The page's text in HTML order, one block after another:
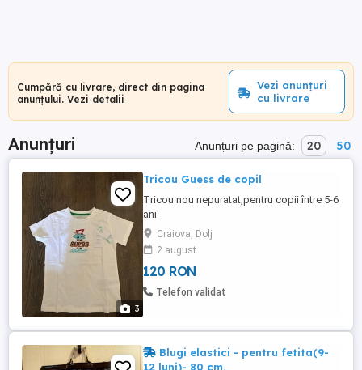
Cumpără cu livrare, direct din pagina
anunțului. Vezi detalii
Vezi anunțuri
cu livrare
Anunțuri Anunțuri pe pagină: 20 50
3
Tricou Guess de copil
Tricou nou nepuratat,pentru copii între 5-6
ani
Craiova, Dolj
2 august
120 RON
Telefon validat
Blugi elastici - pentru fetita(9-
12 luni)- 80 cm.